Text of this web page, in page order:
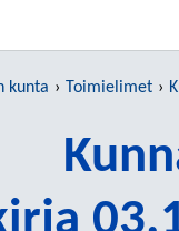
kunta Toimielimet